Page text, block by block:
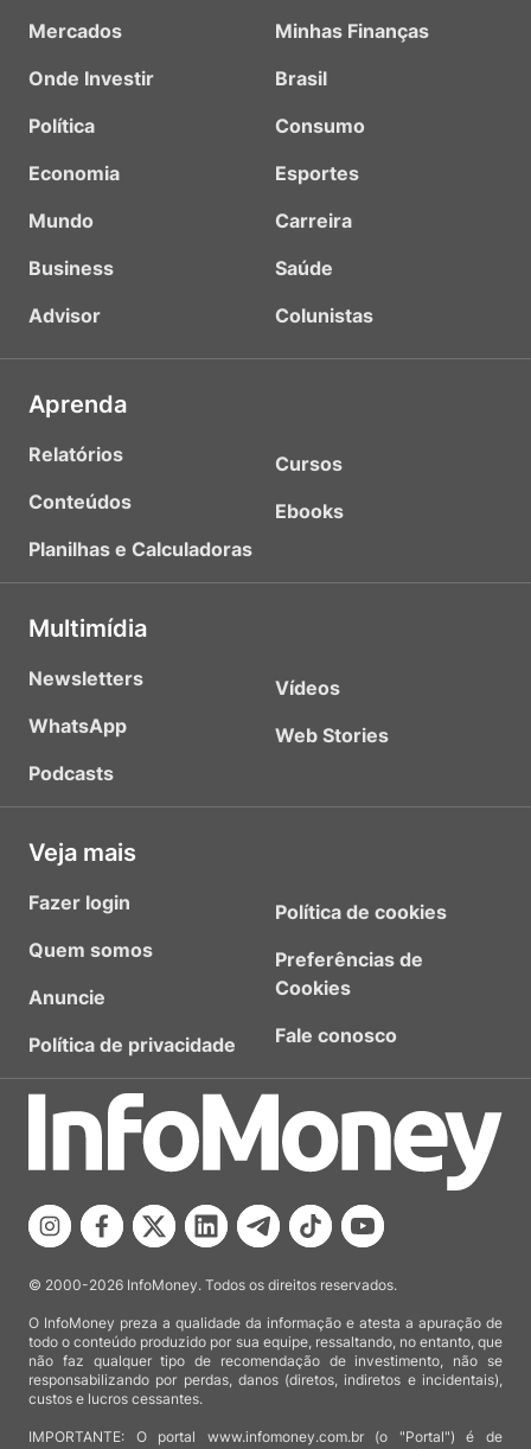
Mercados
Onde Investir
Política
Economia
Mundo
Business
Advisor
Minhas Finanças
Brasil
Consumo
Esportes
Carreira
Saúde
Colunistas
Aprenda
Relatórios
Conteúdos
Planilhas e Calculadoras
Cursos
Ebooks
Multimídia
Newsletters
WhatsApp
Podcasts
Vídeos
Web Stories
Veja mais
Fazer login
Quem somos
Anuncie
Política de privacidade
Política de cookies
Preferências de
Cookies
Fale conosco
© 2000-2026 InfoMoney. Todos os direitos reservados.
O InfoMoney preza a qualidade da informação e atesta a apuração de
todo o conteúdo produzido por sua equipe, ressaltando, no entanto, que
não faz qualquer tipo de recomendação de investimento, não se
responsabilizando por perdas, danos (diretos, indiretos e incidentais),
custos e lucros cessantes.
IMPORTANTE: O portal www.infomoney.com.br (o "Portal") é de